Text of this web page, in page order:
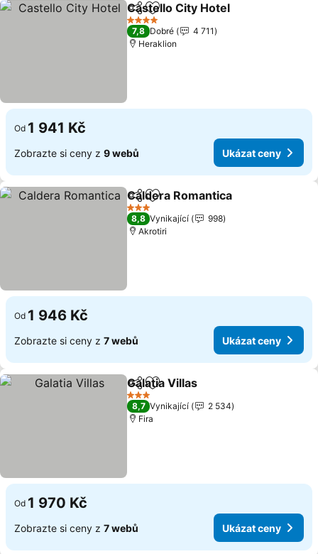
SdíletPřidat na seznam oblíbených
Castello City Hotel
4 Počet hvězdiček
7,8 Dobré
4 711
Heraklion
Od 1 941 Kč
Zobrazte si ceny z 9 webů Ukázat ceny
SdíletPřidat na seznam oblíbených
Caldera Romantica
3 Počet hvězdiček
8,8 Vynikající
998
Akrotiri
Od 1 946 Kč
Zobrazte si ceny z 7 webů Ukázat ceny
SdíletPřidat na seznam oblíbených
Galatia Villas
3 Počet hvězdiček
8,7 Vynikající
2 534
Fira
Od 1 970 Kč
Zobrazte si ceny z 7 webů Ukázat ceny